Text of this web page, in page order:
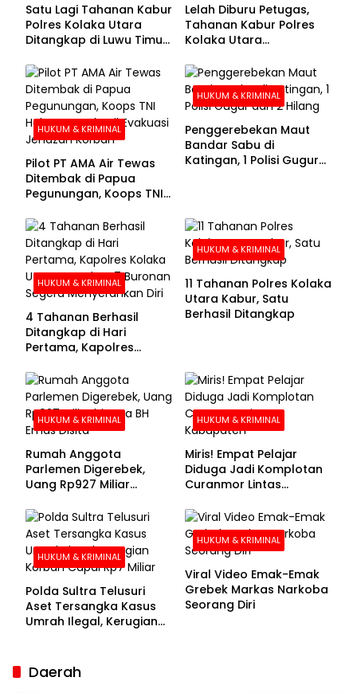
Satu Lagi Tahanan Kabur
Polres Kolaka Utara
Ditangkap di Luwu Timur,
Lelah Diburu Petugas,
Tahanan Kabur Polres
Kolaka Utara
HUKUM & KRIMINAL
Pilot PT AMA Air Tewas
Ditembak di Papua
Pegunungan, Koops TNI
Evakuasi Jenazah
Korban
HUKUM & KRIMINAL
Penggerebekan Maut
Bandar Sabu di
Katingan, 1 Polisi Gugur
HUKUM & KRIMINAL
4 Tahanan Berhasil
Ditangkap di Hari
Pertama, Kapolres
Buronan Segera
Menyerahkan Diri
HUKUM & KRIMINAL
11 Tahanan Polres Kolaka
Utara Kabur, Satu
Berhasil Ditangkap
HUKUM & KRIMINAL
Rumah Anggota
Parlemen Digerebek,
Uang Rp927 Miliar
HUKUM & KRIMINAL
Miris! Empat Pelajar
Diduga Jadi Komplotan
Curanmor Lintas
HUKUM & KRIMINAL
Polda Sultra Telusuri
Aset Tersangka Kasus
Umrah Ilegal, Kerugian
HUKUM & KRIMINAL
Viral Video Emak-Emak
Grebek Markas Narkoba
Seorang Diri
Daerah